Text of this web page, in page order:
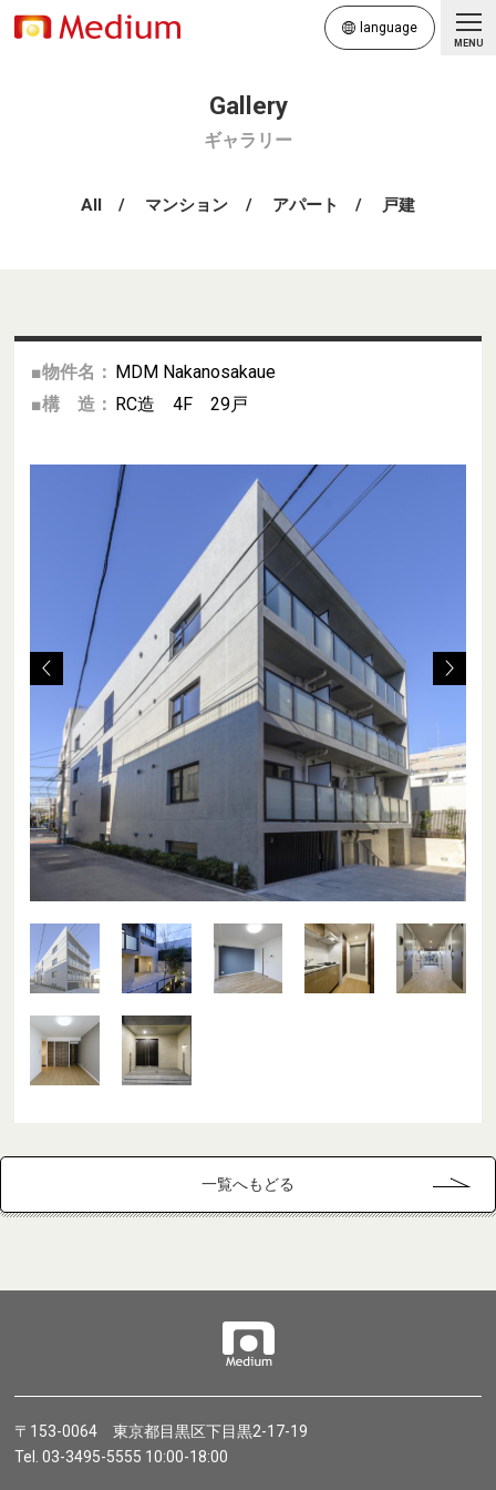
language
MENU
ギャラリー
All マンション アパート 戸建
■物件名： MDM Nakanosakaue
■構 造： RC造 4F 29戸
一覧へもどる
〒153-0064 東京都目黒区下目黒2-17-19
Tel. 03-3495-5555 10:00-18:00